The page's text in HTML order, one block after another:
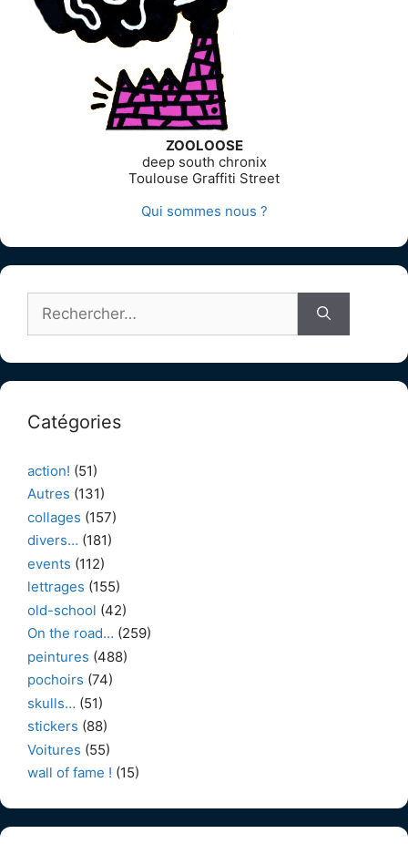
ZOOLOOSE
deep south chronix
Toulouse Graffiti Street
Qui sommes nous ?
Rechercher :
Catégories
action! (51)
Autres (131)
collages (157)
divers… (181)
events (112)
lettrages (155)
old-school (42)
On the road… (259)
peintures (488)
pochoirs (74)
skulls… (51)
stickers (88)
Voitures (55)
wall of fame ! (15)